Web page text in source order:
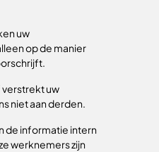
uw
op de manier
uw
niet aan derden.
de informatie intern
werknemers zijn